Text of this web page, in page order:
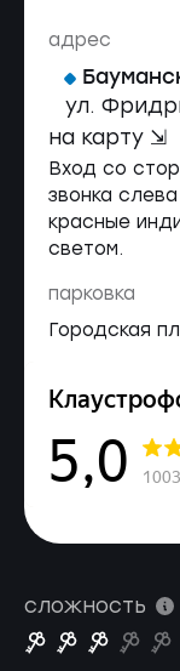
адрес
ул.
на карту ⇲
Вход со
звонка
красные
светом.
парковка
Городская
сложность